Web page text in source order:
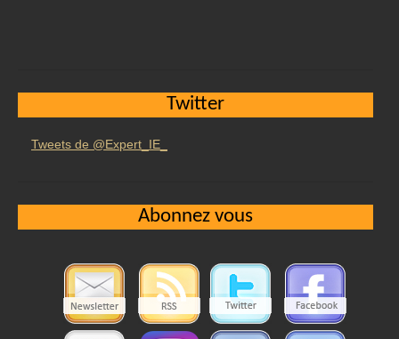
Twitter
Tweets de @Expert_IE_
Abonnez vous